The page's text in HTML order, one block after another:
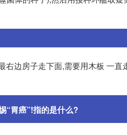
边房子走下面,需要用木板 一
“胃癌”!指的是什么?